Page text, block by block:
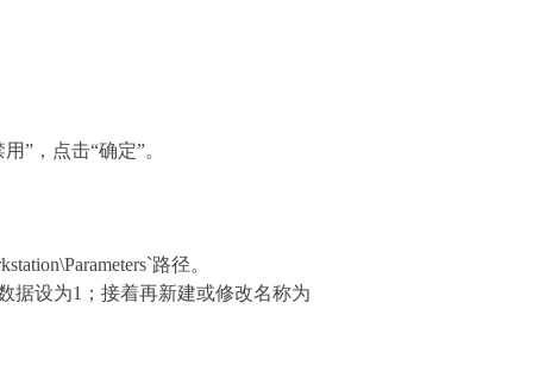
”，点击“确定”。
路径。
据设为1；接着再新建或修改名称为